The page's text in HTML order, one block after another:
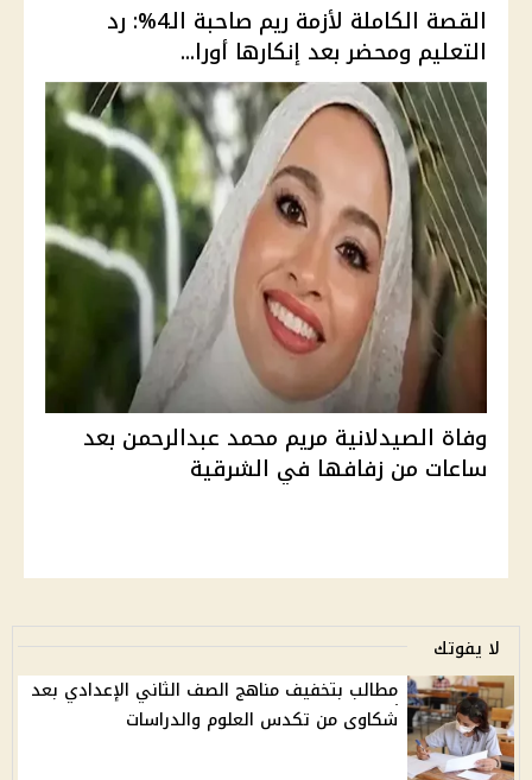
القصة الكاملة لأزمة ريم صاحبة الـ4%: رد
التعليم ومحضر بعد إنكارها أورا...
وفاة الصيدلانية مريم محمد عبدالرحمن بعد
ساعات من زفافها في الشرقية
لا يفوتك
مطالب بتخفيف مناهج الصف الثاني الإعدادي بعد
شكاوى من تكدس العلوم والدراسات